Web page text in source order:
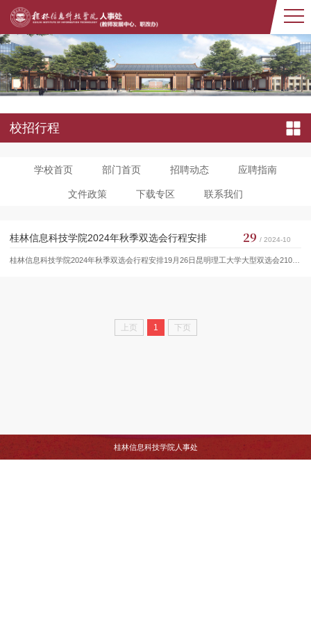
校招行程
学校首页 部门首页 招聘动态 应聘指南
文件政策 下载专区 联系我们
桂林信息科技学院2024年秋季双选会行程安排 29 / 2024-10
上页 1 下页
桂林信息科技学院人事处